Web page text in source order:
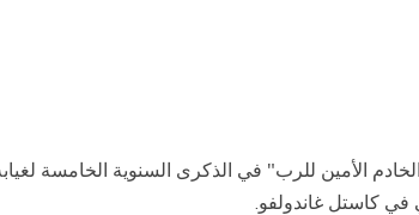
في كاستل غاندولفو.